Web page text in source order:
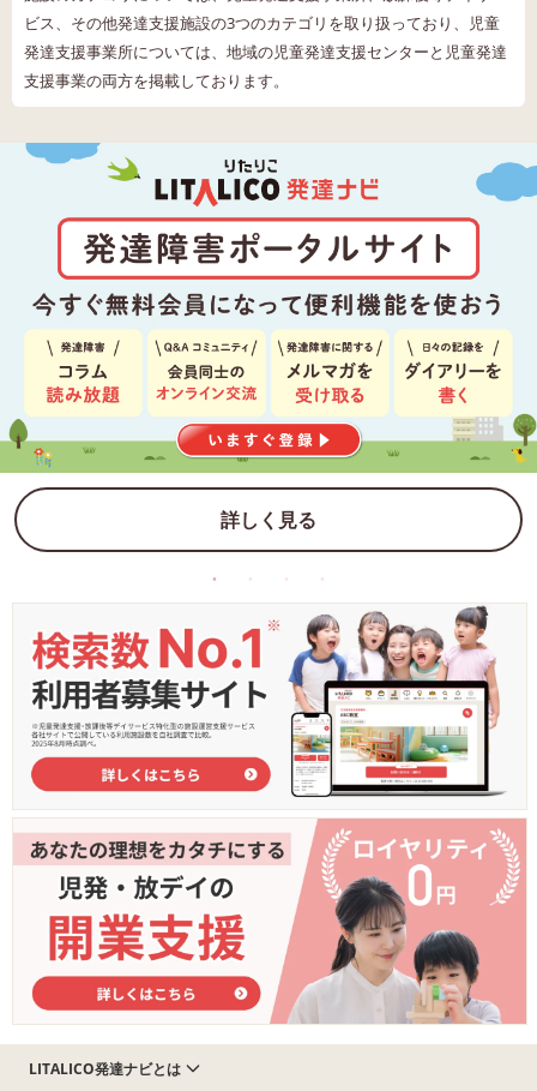
ビス、その他発達支援施設の3つのカテゴリを取り扱っており、児童
発達支援事業所については、地域の児童発達支援センターと児童発達
支援事業の両方を掲載しております。
詳しく見る
LITALICO発達ナビとは